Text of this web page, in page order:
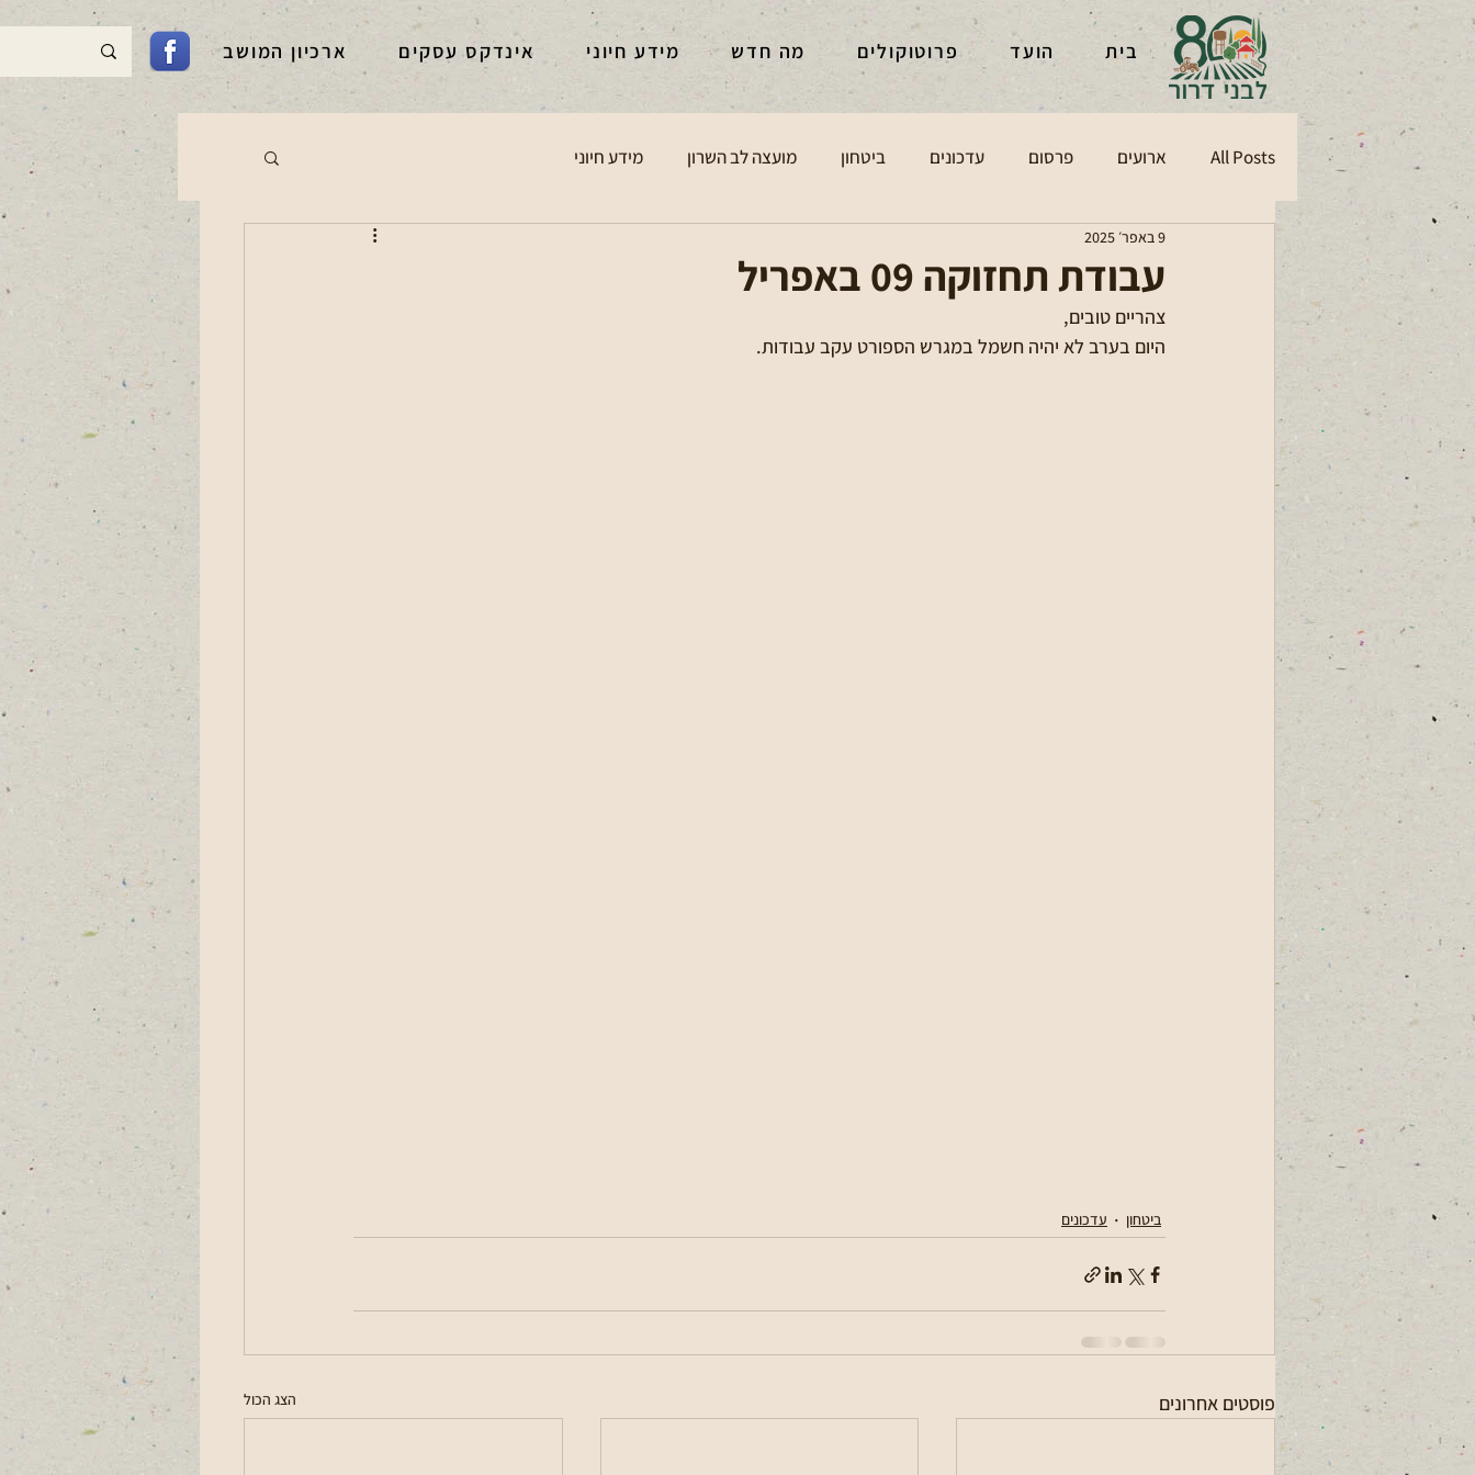
בית הועד פרוטוקולים מה חדש מידע חיוני אינדקס עסקים ארכיון המושב
All Posts ארועים פרסום עדכונים ביטחון מועצה לב השרון מידע חיוני
עבודת תחזוקה 09 באפריל
9 באפר׳ 2025
צהריים טובים,
היום בערב לא יהיה חשמל במגרש הספורט עקב עבודות.
ביטחון עדכונים
פוסטים אחרונים הצג הכול